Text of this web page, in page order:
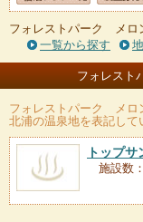
フォレストパーク メロ
一覧から探す
フォレスト
フォレストパーク メロ
北浦の温泉地を表記して
トップ
施設数